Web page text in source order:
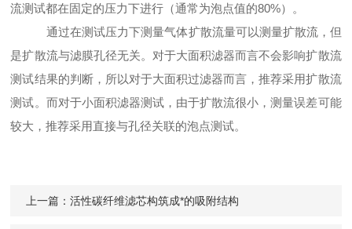
流测试都在固定的压力下进行（通常为泡点值的80%）。
通过在测试压力下测量气体扩散流量可以测量扩散流，但
是扩散流与滤膜孔径无关。对于大面积滤器而言不会影响扩散流
测试结果的判断，所以对于大面积过滤器而言，推荐采用扩散流
测试。而对于小面积滤器测试，由于扩散流很小，测量误差可能
较大，推荐采用直接与孔径关联的泡点测试。
上一篇：活性碳纤维滤芯构筑成*的吸附结构